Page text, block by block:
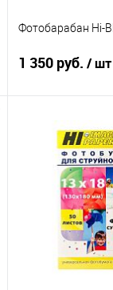
Фотобарабан Hi-
1 350 руб. / шт
В
Купить в 1 клик
В избранное